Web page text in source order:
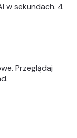
w sekundach. 4
Przeglądaj